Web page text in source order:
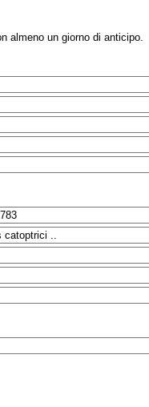
almeno un giorno di anticipo.